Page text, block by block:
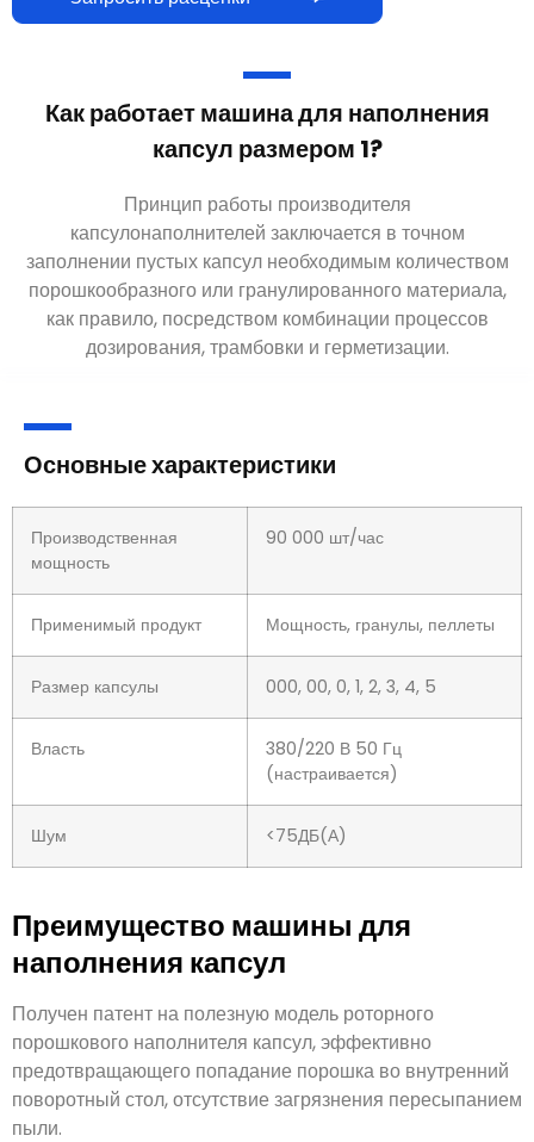
Как работает машина для наполнения
капсул размером 1?
Принцип работы производителя
капсулонаполнителей заключается в точном
заполнении пустых капсул необходимым количеством
порошкообразного или гранулированного материала,
как правило, посредством комбинации процессов
дозирования, трамбовки и герметизации.
Основные характеристики
Производственная
мощность
90 000 шт/час
Применимый продукт Мощность, гранулы, пеллеты
Размер капсулы 000, 00, 0, 1, 2, 3, 4, 5
Власть
380/220 В 50 Гц
(настраивается)
Шум <75ДБ(А)
Преимущество машины для
наполнения капсул
Получен патент на полезную модель роторного
порошкового наполнителя капсул, эффективно
предотвращающего попадание порошка во внутренний
поворотный стол, отсутствие загрязнения пересыпанием
пыли.